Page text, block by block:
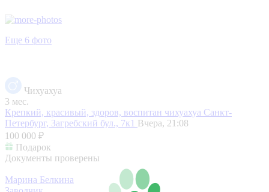
Еще 6 фото
Чихуахуа
3 мес.
Крепкий, красивый, здоров, воспитан чихуахуа Санкт-
Петербург, Загребский бул., 7к1 Вчера, 21:08
100 000 ₽
Подарок
Документы проверены
Марина Белкина